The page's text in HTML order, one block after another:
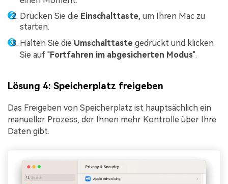
Drücken Sie die Einschalttaste, um Ihren Mac zu
starten.
Halten Sie die Umschalttaste gedrückt und klicken
Sie auf "Fortfahren im abgesicherten Modus".
Lösung 4: Speicherplatz freigeben
Das Freigeben von Speicherplatz ist hauptsächlich ein
manueller Prozess, der Ihnen mehr Kontrolle über Ihre
Daten gibt.